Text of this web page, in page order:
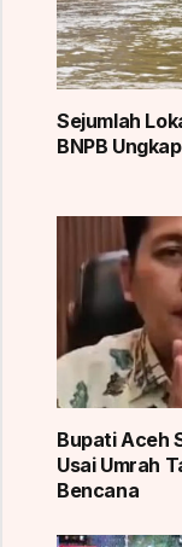
Sejumlah
BNPB
Bupati Aceh
Usai Umrah
Bencana